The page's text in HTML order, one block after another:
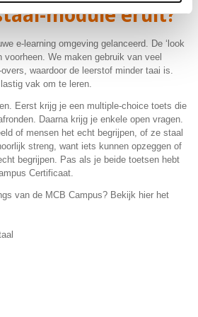
module eruit?
e-learning omgeving gelanceerd. De ‘look
voorheen. We maken gebruik van veel
waardoor de leerstof minder taai is.
vak om te leren.
Eerst krijg je een multiple-choice toets die
Daarna krijg je enkele open vragen.
of mensen het echt begrijpen, of ze staal
streng, want iets kunnen opzeggen of
begrijpen. Pas als je beide toetsen hebt
Certificaat.
van de MCB Campus? Bekijk hier het